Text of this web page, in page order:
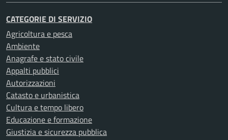
CATEGORIE DI SERVIZIO
Agricoltura e pesca
Ambiente
Anagrafe e stato civile
Appalti pubblici
Autorizzazioni
Catasto e urbanistica
Cultura e tempo libero
Educazione e formazione
Giustizia e sicurezza pubblica